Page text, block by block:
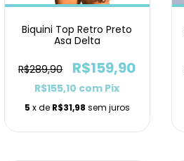
Biquini Top Retro Preto
Asa Delta
R$289,90 R$159,90
R$155,10 com Pix
5 x de R$31,98 sem juros